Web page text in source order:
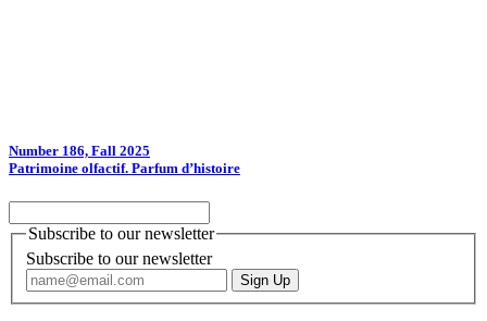
Number 186, Fall 2025
Patrimoine olfactif. Parfum d’histoire
Subscribe to our newsletter
Subscribe to our newsletter